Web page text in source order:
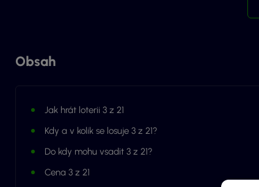
Obsah
Jak hrát loterii 3 z 21
Kdy a v kolik se losuje 3 z 21?
Do kdy mohu vsadit 3 z 21?
Cena 3 z 21